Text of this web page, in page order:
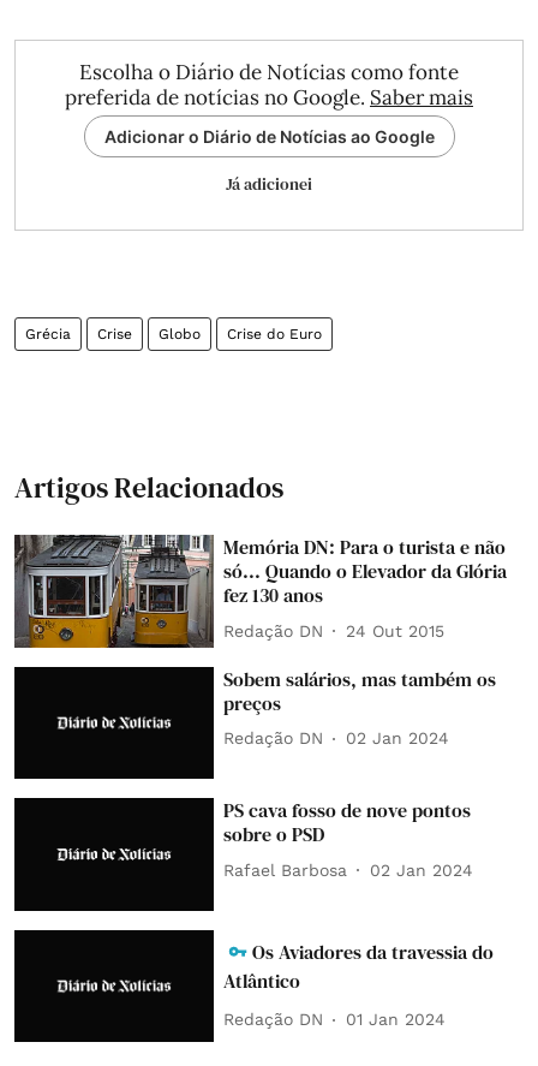
Escolha o Diário de Notícias como fonte
preferida de notícias no Google. Saber mais
Adicionar o Diário de Notícias ao Google
Já adicionei
Grécia Crise Globo Crise do Euro
Artigos Relacionados
Memória DN: Para o turista e não
só... Quando o Elevador da Glória
fez 130 anos
Redação DN 24 Out 2015
Sobem salários, mas também os
preços
Redação DN 02 Jan 2024
PS cava fosso de nove pontos
sobre o PSD
Rafael Barbosa 02 Jan 2024
Os Aviadores da travessia do
Atlântico
Redação DN 01 Jan 2024